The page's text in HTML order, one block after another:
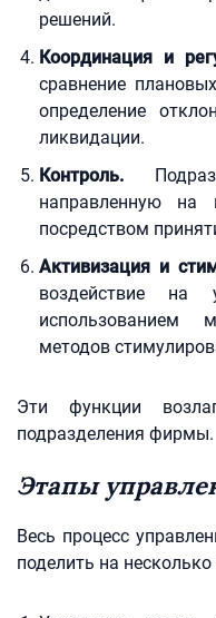
решений.
Координация и
сравнение
определение
ликвидации.
Контроль.
направленную на
посредством
Активизация и
воздействие на
использованием
методов
Эти функции
подразделения фирмы.
Этапы
Весь процесс
поделить на несколько